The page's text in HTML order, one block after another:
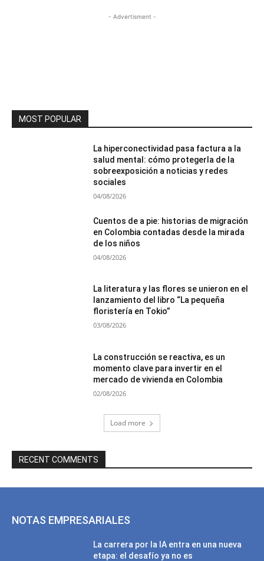
- Advertisment -
MOST POPULAR
La hiperconectividad pasa factura a la
salud mental: cómo protegerla de la
sobreexposición a noticias y redes
sociales
04/08/2026
Cuentos de a pie: historias de migración
en Colombia contadas desde la mirada
de los niños
04/08/2026
La literatura y las flores se unieron en el
lanzamiento del libro “La pequeña
floristería en Tokio”
03/08/2026
La construcción se reactiva, es un
momento clave para invertir en el
mercado de vivienda en Colombia
02/08/2026
Load more
RECENT COMMENTS
NOTAS EMPRESARIALES
La carrera por la IA entra en una nueva
etapa: el desafío ya no es